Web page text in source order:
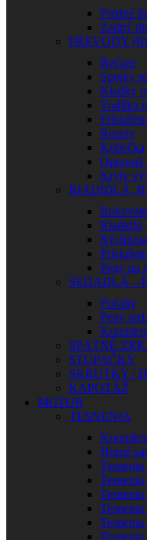
Predné
Zadný
PREVODY
Reťaze
Spojky
Kladky
Vodítka
Rozety
Koliečka
Opravná
Kryty
RIADIDLÁ,
Rukoväte
Riadidlá
Peny na
SEDADLÁ –
Poťahy
Peny
SPÄTNÉ
STUPAČKY
SKRUTKY /
KAPOTÁŽ
MOTOR
TESNENIA
Horné